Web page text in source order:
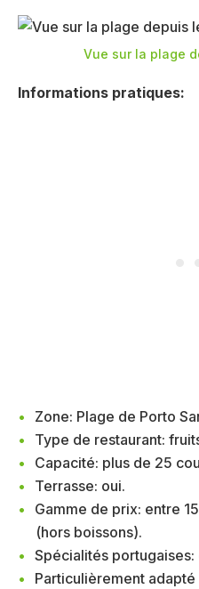
Vue sur la plage
Informations pratiques:
Zone: Plage de Porto
Type de restaurant:
Capacité: plus de 25
Terrasse: oui.
Gamme de prix: entre
(hors boissons).
Spécialités portugaises:
Particulièrement adapté